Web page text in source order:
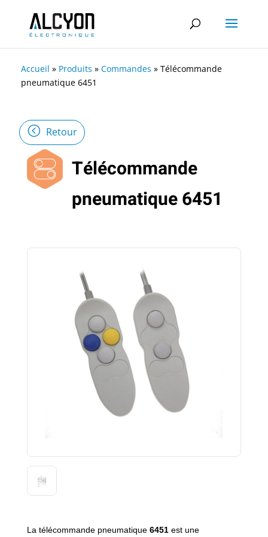
Accueil » Produits » Commandes » Télécommande
pneumatique 6451
Retour
Télécommande
pneumatique 6451
La télécommande pneumatique 6451est une